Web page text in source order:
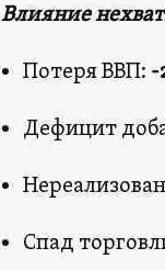
Влияние
Потеря ВВП: -
Дефицит
Спад